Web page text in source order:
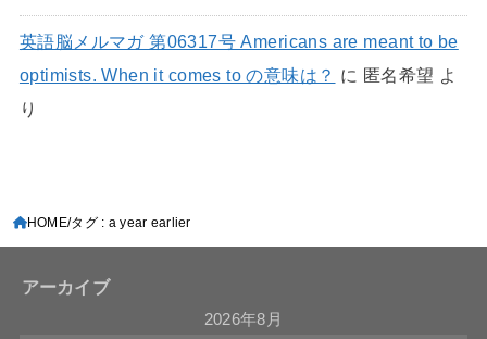
英語脳メルマガ 第06317号 Americans are meant to be
optimists. When it comes to の意味は？ に 匿名希望 よ
り
HOME タグ : a year earlier
アーカイブ
2026年8月